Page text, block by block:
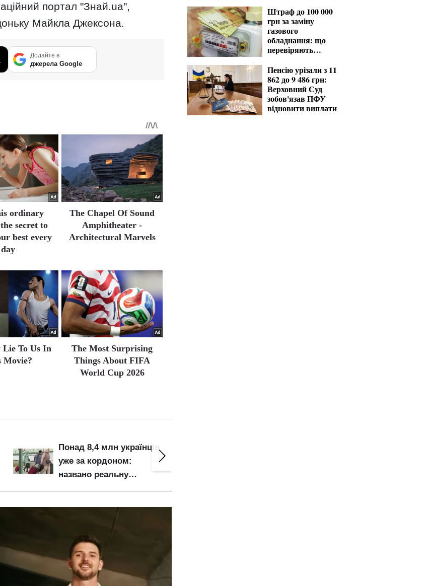
портал "Знай.ua",
Майкла Джексона.
Додайте в
джерела Google
ordinary
secret to
best every
day
The Chapel Of Sound
Amphitheater -
Architectural Marvels
Lie To Us In
Movie?
The Most Surprising
Things About FIFA
World Cup 2026
Понад 8,4 млн українців
уже за кордоном:
названо реальну
Штраф до 100 000
грн за заміну
газового
обладнання: що
перевіряють
Пенсію урізали з 11
862 до 9 486 грн:
Верховний Суд
зобов'язав ПФУ
відновити виплати